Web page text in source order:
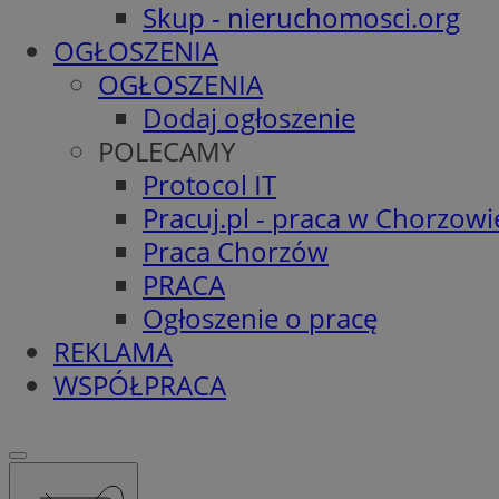
Skup - nieruchomosci.org
OGŁOSZENIA
OGŁOSZENIA
Dodaj ogłoszenie
POLECAMY
Protocol IT
Pracuj.pl - praca w
Praca Chorzów
PRACA
Ogłoszenie o pracę
REKLAMA
WSPÓŁPRACA